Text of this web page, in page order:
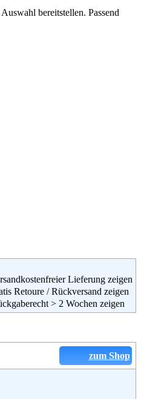
bereitstellen. Passend
Lieferung zeigen
Retoure / Rückversand zeigen
> 2 Wochen zeigen
zum Shop